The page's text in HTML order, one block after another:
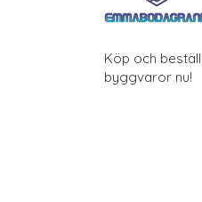
Köp och
byggvaror nu!